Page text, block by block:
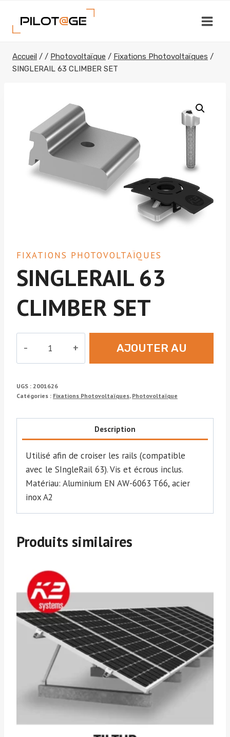
contenu
Accueil / / Photovoltaïque / Fixations Photovoltaïques /
SINGLERAIL 63 CLIMBER SET
FIXATIONS PHOTOVOLTAÏQUES
SINGLERAIL 63
CLIMBER SET
SINGLERAIL
CLIMBER
AJOUTER AU
UGS : 2001626
Catégories : Fixations Photovoltaïques, Photovoltaïque
Description
Utilisé afin de croiser les rails (compatible
avec le SIngleRail 63). Vis et écrous inclus.
Matériau: Aluminium EN AW-6063 T66, acier
inox A2
Produits similaires